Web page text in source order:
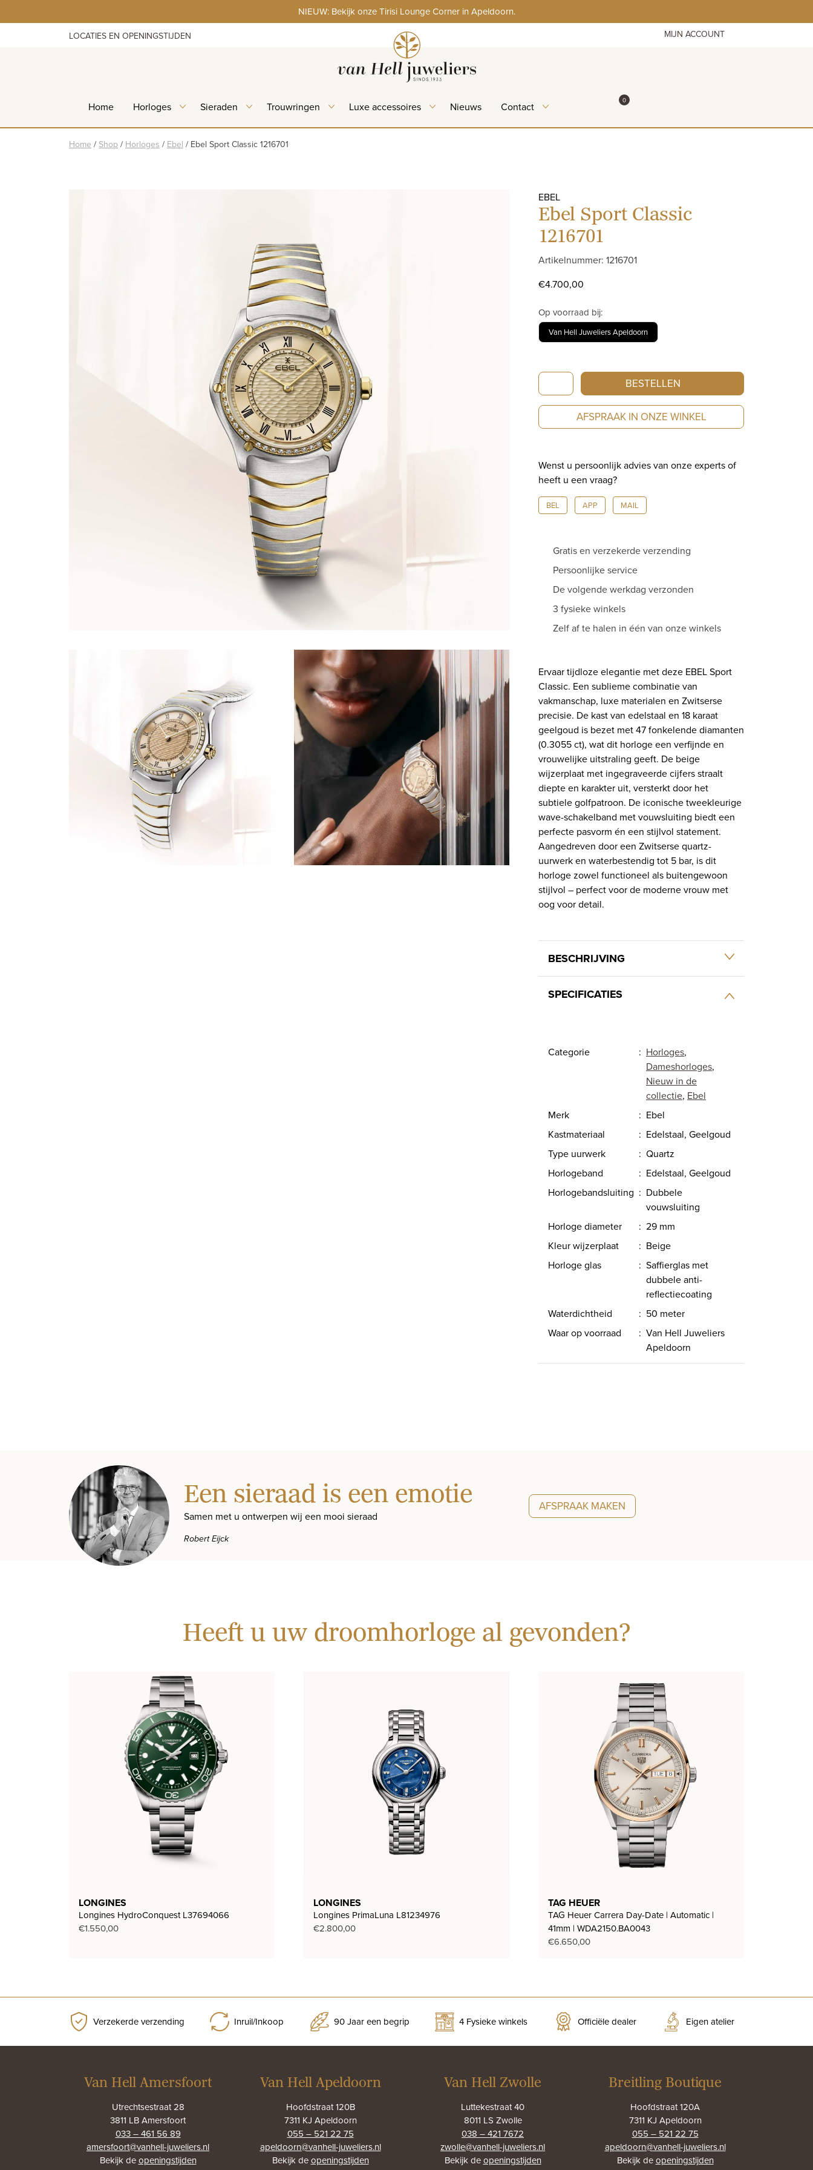
to
NIEUW: Bekijk onze Tirisi Lounge Corner in Apeldoorn.
LOCATIES EN OPENINGSTIJDEN MIJN ACCOUNT
Home Horloges Sieraden Trouwringen Luxe accessoires Nieuws Contact WINKELMAND
0ITEMS IN WINKELMAND
Home / Shop / Horloges / Ebel / Ebel Sport Classic 1216701
EBEL
Ebel Sport Classic
1216701
Artikelnummer: 1216701
€4.700,00
Op voorraad bij:
Van Hell Juweliers Apeldoorn
Ebel
Sport
Classic
1216701
BESTELLEN
AFSPRAAK IN ONZE WINKEL
Wenst u persoonlijk advies van onze experts of
heeft u een vraag?
BEL APP MAIL
Gratis en verzekerde verzending
Persoonlijke service
De volgende werkdag verzonden
3 fysieke winkels
Zelf af te halen in één van onze winkels
Ervaar tijdloze elegantie met deze EBEL Sport
Classic. Een sublieme combinatie van
vakmanschap, luxe materialen en Zwitserse
precisie. De kast van edelstaal en 18 karaat
geelgoud is bezet met 47 fonkelende diamanten
(0.3055 ct), wat dit horloge een verfijnde en
vrouwelijke uitstraling geeft. De beige
wijzerplaat met ingegraveerde cijfers straalt
diepte en karakter uit, versterkt door het
subtiele golfpatroon. De iconische tweekleurige
wave-schakelband met vouwsluiting biedt een
perfecte pasvorm én een stijlvol statement.
Aangedreven door een Zwitserse quartz-
uurwerk en waterbestendig tot 5 bar, is dit
horloge zowel functioneel als buitengewoon
stijlvol – perfect voor de moderne vrouw met
oog voor detail.
BESCHRIJVING
SPECIFICATIES
Categorie : Horloges,
Dameshorloges,
Nieuw in de
collectie, Ebel
Merk
: Ebel
Kastmateriaal
: Edelstaal, Geelgoud
Type uurwerk
: Quartz
Horlogeband
: Edelstaal, Geelgoud
Horlogebandsluiting : Dubbele
vouwsluiting
Horloge diameter
: 29 mm
Kleur wijzerplaat
: Beige
Horloge glas
: Saffierglas met
dubbele anti-
reflectiecoating
Waterdichtheid
: 50 meter
Waar op voorraad
: Van Hell Juweliers
Apeldoorn
Een sieraad is een emotie
Samen met u ontwerpen wij een mooi sieraad
Robert Eijck
AFSPRAAK MAKEN
Heeft u uw droomhorloge al gevonden?
LONGINES
Longines HydroConquest L37694066
€1.550,00
LONGINES
Longines PrimaLuna L81234976
€2.800,00
TAG HEUER
TAG Heuer Carrera Day-Date | Automatic |
41mm | WDA2150.BA0043
€6.650,00
Verzekerde verzending Inruil/Inkoop 90 Jaar een begrip 4 Fysieke winkels Officiële dealer Eigen atelier
Van Hell Amersfoort
Utrechtsestraat 28
3811 LB Amersfoort
033 – 461 56 89
amersfoort@vanhell-juweliers.nl
Bekijk deopeningstijden
Van Hell Apeldoorn
Hoofdstraat 120B
7311 KJ Apeldoorn
055 – 521 22 75
apeldoorn@vanhell-juweliers.nl
Bekijk deopeningstijden
Van Hell Zwolle
Luttekestraat 40
8011 LS Zwolle
038 – 421 7672
zwolle@vanhell-juweliers.nl
Bekijk deopeningstijden
Breitling Boutique
Hoofdstraat 120A
7311 KJ Apeldoorn
055 – 521 22 75
apeldoorn@vanhell-juweliers.nl
Bekijk deopeningstijden